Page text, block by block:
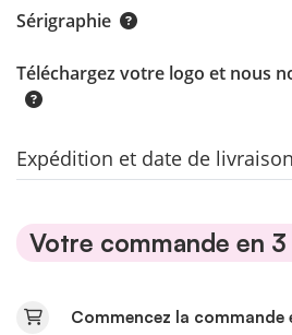
Sérigraphie
Téléchargez votre logo et nous
Expédition et date de
Votre commande en
Commencez la commande